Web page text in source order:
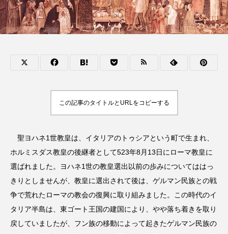
この記事のタイトルとURLをコピーする
聖ヨハネ1世教皇は、イタリアのトゥシアという町で生まれ、
ホルミスダス教皇の後継者として523年8月13日にローマ教皇に
選ばれました。ヨハネ1世の教皇選出以前の歩みについてははっ
きりとしませんが、教皇に選出されて後は、ゲルマン民族との戦
争で荒れたローマの教会の復興に取り組みました。この時代のイ
タリア半島は、東ゴート王国の建国により、やや落ち着きを取り
戻していましたが、フン族の移動によって起きたゲルマン民族の